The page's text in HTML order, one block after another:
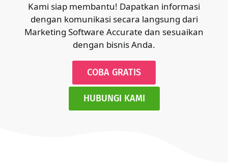
Kami siap membantu! Dapatkan informasi
dengan komunikasi secara langsung dari
Marketing Software Accurate dan sesuaikan
dengan bisnis Anda.
COBA GRATIS
HUBUNGI KAMI